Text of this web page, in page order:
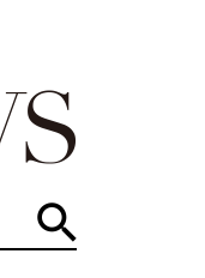
検索